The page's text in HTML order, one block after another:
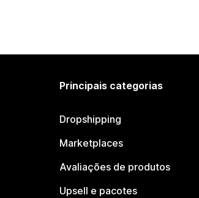
Principais categorias
Dropshipping
Marketplaces
Avaliações de produtos
Upsell e pacotes